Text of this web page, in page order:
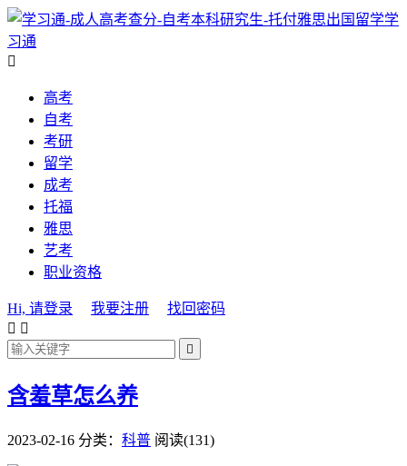
学
习通

高考
自考
考研
留学
成考
托福
雅思
艺考
职业资格
Hi, 请登录 我要注册
找回密码
 

含羞草怎么养
2023-02-16 分类： 科普 阅读(131)